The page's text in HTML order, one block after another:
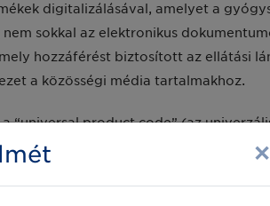
digitalizálásával, amelyet a
sokkal az elektronikus
hozzáférést biztosított az ellátási
a közösségi média tartalmakhoz.
“universal product code” (az
céljából. Ez a történelmi találkozó egy
vezetői elköteleződés kéz a kézben
×